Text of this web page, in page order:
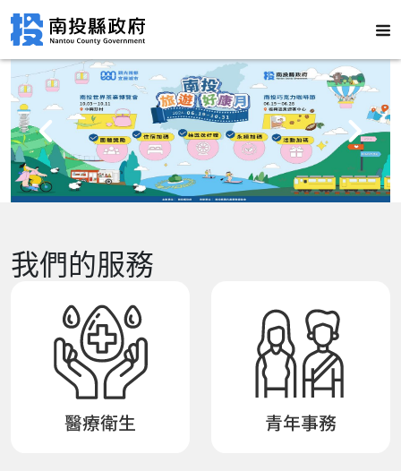
我們的服務